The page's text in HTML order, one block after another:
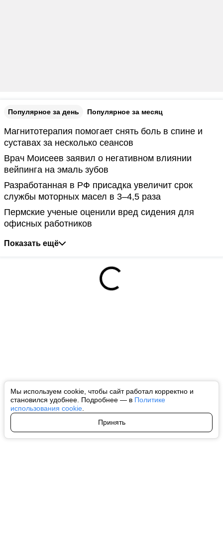
Мы используем cookie, чтобы сайт работал корректно и
становился удобнее. Подробнее — в Политике
использования cookie
Принять
Популярное за день Популярное за месяц
Магнитотерапия помогает снять боль в спине и
суставах за несколько сеансов
Врач Моисеев заявил о негативном влиянии
вейпинга на эмаль зубов
Разработанная в РФ присадка увеличит срок
службы моторных масел в 3–4,5 раза
Пермские ученые оценили вред сидения для
офисных работников
Показать ещё